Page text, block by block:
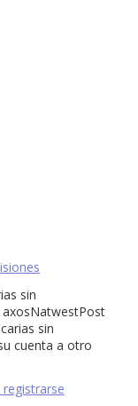
sin
sin
cuenta a otro
registrarse